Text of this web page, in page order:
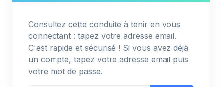
Consultez cette conduite à tenir en vous
connectant : tapez votre adresse email.
C'est rapide et sécurisé ! Si vous avez déjà
un compte, tapez votre adresse email puis
votre mot de passe.